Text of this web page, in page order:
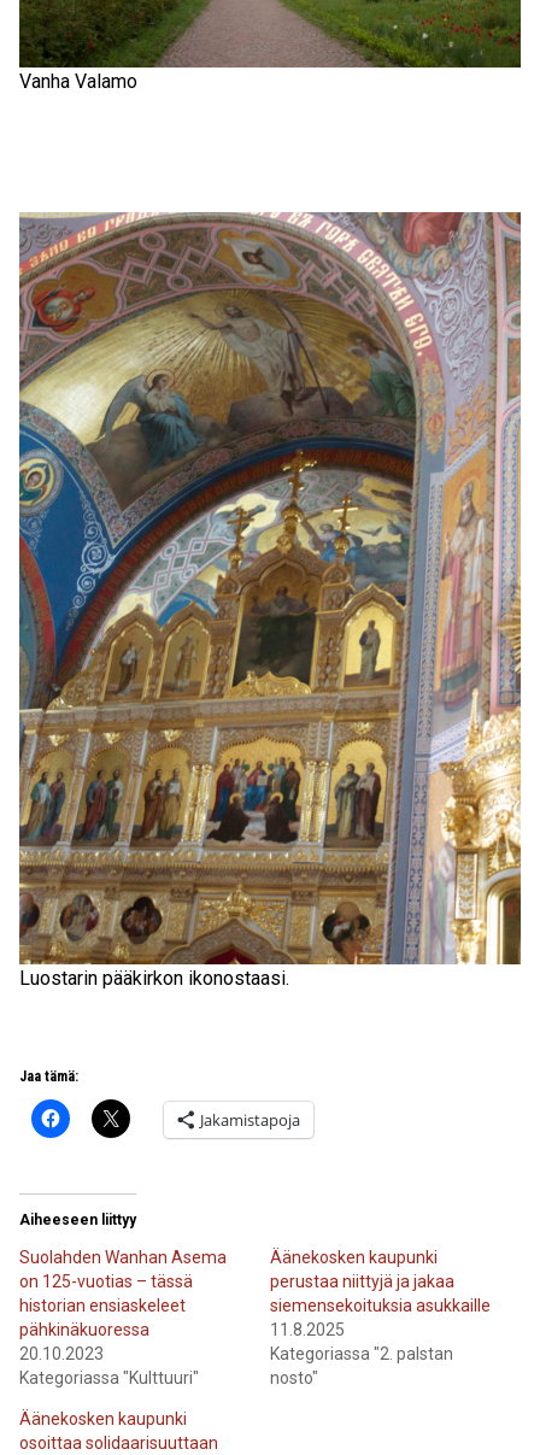
Vanha Valamo
Luostarin pääkirkon ikonostaasi.
Jaa tämä:
Jakamistapoja
Aiheeseen liittyy
Suolahden Wanhan Asema
on 125-vuotias – tässä
historian ensiaskeleet
pähkinäkuoressa
20.10.2023
Kategoriassa "Kulttuuri"
Äänekosken kaupunki
perustaa niittyjä ja jakaa
siemensekoituksia asukkaille
11.8.2025
Kategoriassa "2. palstan
nosto"
Äänekosken kaupunki
osoittaa solidaarisuuttaan